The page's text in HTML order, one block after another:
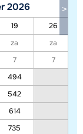
De
2026
19
26
za
za
7
7
494
542
614
735